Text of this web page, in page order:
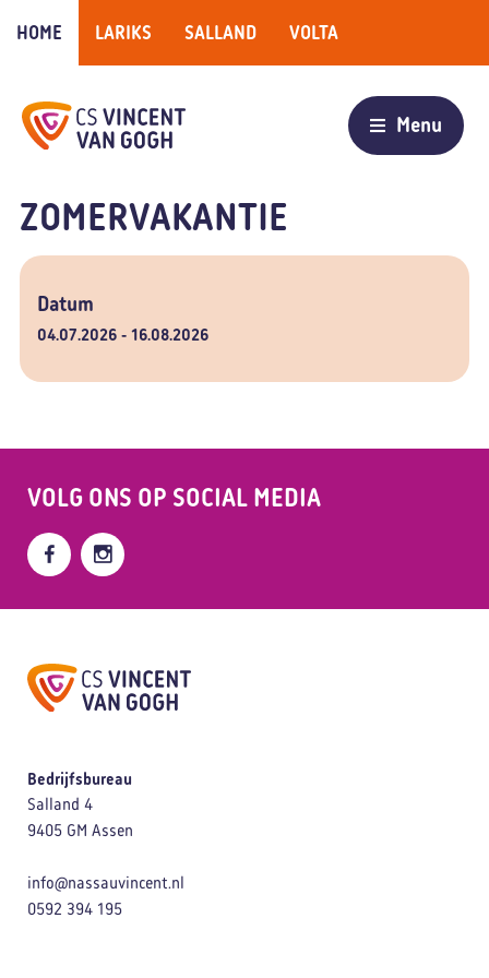
HOME LARIKS SALLAND VOLTA
ZOMERVAKANTIE
Datum
04.07.2026 16.08.2026
VOLG ONS OP SOCIAL MEDIA
Bedrijfsbureau
Salland 4
9405 GM Assen
info@nassauvincent.nl
0592 394 195